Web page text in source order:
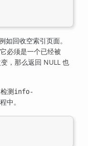
回收空索引页面。
必须是一个已经被
，那么返回 NULL 也
测info-
中。